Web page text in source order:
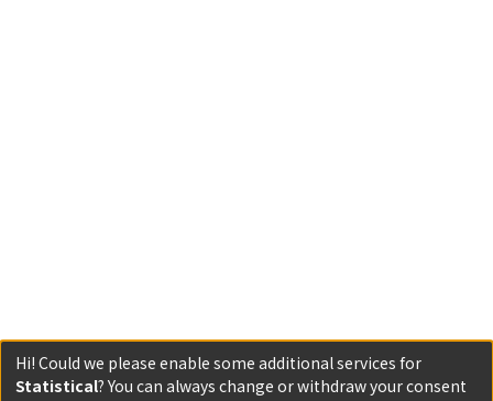
Powered by DSpace and JAIRO Crawler-List
Hi! Could we please enable some additional services for
Statistical? You can always change or withdraw your consent